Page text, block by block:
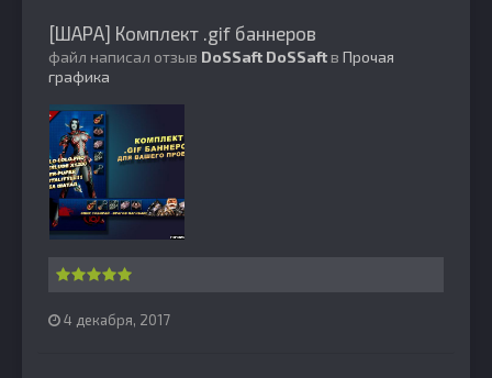
[ШАРА] Комплект .gif баннеров
файл написал отзыв DoSSaft DoSSaftв Прочая
графика
4 декабря, 2017